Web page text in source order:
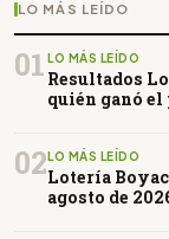
LO MÁS LEÍDO
01 LO MÁS LEÍDO
Resultados
quién ganó
02 LO MÁS LEÍDO
Lotería
agosto de